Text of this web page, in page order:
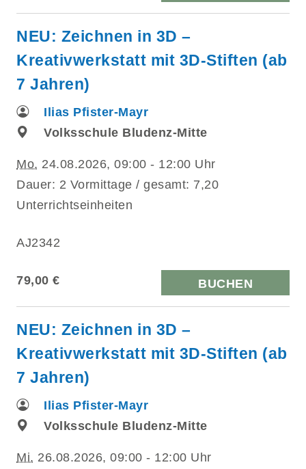
NEU: Zeichnen in 3D –
Kreativwerkstatt mit 3D-Stiften (ab
7 Jahren)
Ilias Pfister-Mayr
Volksschule Bludenz-Mitte
Mo. 24.08.2026, 09:00 - 12:00 Uhr
Dauer: 2 Vormittage / gesamt: 7,20
Unterrichtseinheiten
AJ2342
79,00 € BUCHEN
NEU: Zeichnen in 3D –
Kreativwerkstatt mit 3D-Stiften (ab
7 Jahren)
Ilias Pfister-Mayr
Volksschule Bludenz-Mitte
Mi. 26.08.2026, 09:00 - 12:00 Uhr